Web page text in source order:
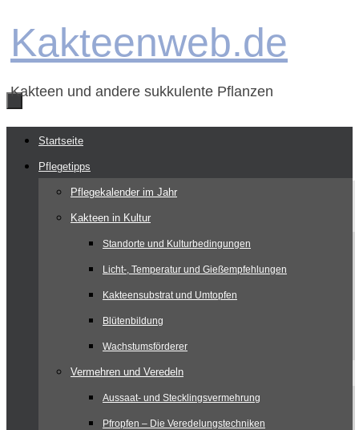
Inhalt
Kakteenweb.de
Kakteen und andere sukkulente Pflanzen
Zum
Inhalt
springen
Startseite
Pflegetipps
Pflegekalender im Jahr
Kakteen in Kultur
Standorte und Kulturbedingungen
Licht-, Temperatur und Gießempfehlungen
Kakteensubstrat und Umtopfen
Blütenbildung
Wachstumsförderer
Vermehren und Veredeln
Aussaat- und Stecklingsvermehrung
Pfropfen – Die Veredelungstechniken